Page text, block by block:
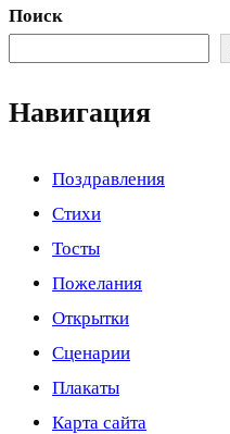
Поиск
Навигация
Поздравления
Стихи
Тосты
Пожелания
Открытки
Сценарии
Плакаты
Карта сайта